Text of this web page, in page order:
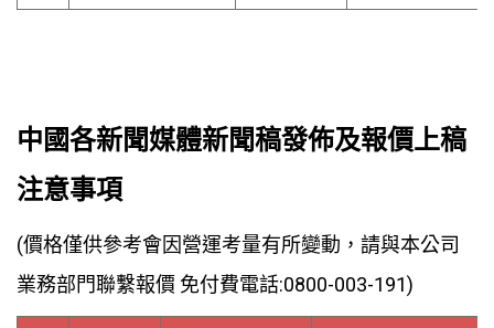
中國各新聞媒體新聞稿發佈及報價上稿
注意事項
(價格僅供參考會因營運考量有所變動，請與本公司
業務部門聯繫報價 免付費電話:0800-003-191)